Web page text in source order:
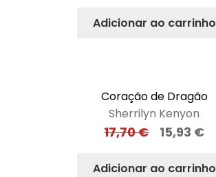
Adicionar ao carrinho
Coração de Dragão
Sherrilyn Kenyon
17,70€ 15,93 €
Adicionar ao carrinho